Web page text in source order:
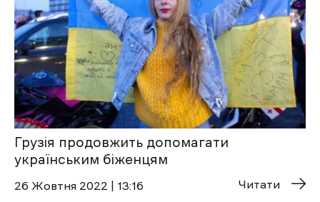
Грузія продовжить допомагати
українським біженцям
26 Жовтня 2022 | 13:16 Читати